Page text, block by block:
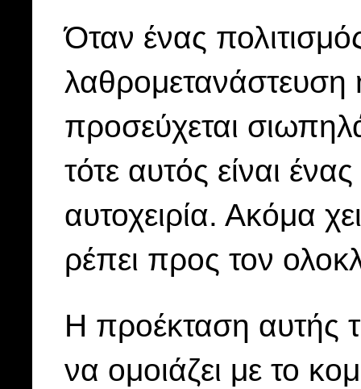
Όταν ένας
προσεύχεται
τότε αυτός είναι
αυτοχειρία. Ακόμα
ρέπει προς τον
Η προέκταση αυτής
να ομοιάζει με το